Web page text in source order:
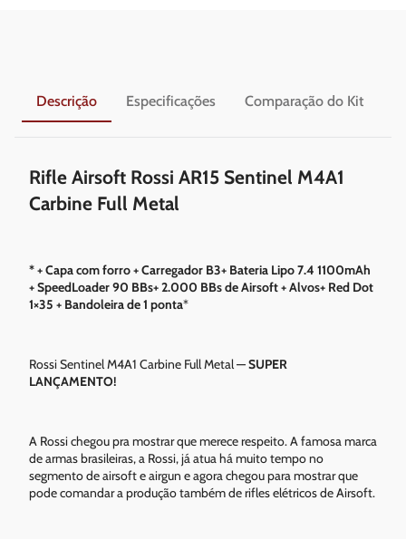
Descrição Especificações Comparação do Kit
Rifle Airsoft Rossi AR15 Sentinel M4A1
Carbine Full Metal
* + Capa com forro + Carregador B3+ Bateria Lipo 7.4 1100mAh
+ SpeedLoader 90 BBs+ 2.000 BBs de Airsoft + Alvos+ Red Dot
1×35 + Bandoleira de 1 ponta*
Rossi Sentinel M4A1 Carbine Full Metal —SUPER
LANÇAMENTO!
A Rossi chegou pra mostrar que merece respeito. A famosa marca
de armas brasileiras, a Rossi, já atua há muito tempo no
segmento de airsoft e airgun e agora chegou para mostrar que
pode comandar a produção também de rifles elétricos de Airsoft.